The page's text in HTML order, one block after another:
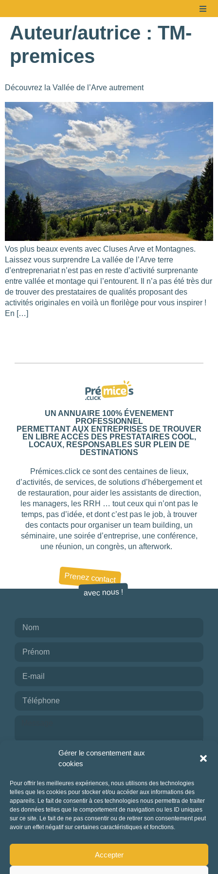
Gérer le consentement aux
cookies
Pour offrir les meilleures expériences, nous utilisons des technologies
telles que les cookies pour stocker et/ou accéder aux informations des
appareils. Le fait de consentir à ces technologies nous permettra de traiter
des données telles que le comportement de navigation ou les ID uniques
sur ce site. Le fait de ne pas consentir ou de retirer son consentement peut
avoir un effet négatif sur certaines caractéristiques et fonctions.
Accepter
Auteur/autrice : TM-
premices
Découvrez la Vallée de l’Arve autrement
Vos plus beaux events avec Cluses Arve et Montagnes.
Laissez vous surprendre La vallée de l’Arve terre
d’entreprenariat n’est pas en reste d’activité surprenante
entre vallée et montage qui l’entourent. Il n’a pas été très dur
de trouver des prestataires de qualités proposant des
activités originales en voilà un florilège pour vous inspirer !
En […]
UN ANNUAIRE 100% ÉVENEMENT
PROFESSIONNEL
PERMETTANT AUX ENTREPRISES DE TROUVER
EN LIBRE ACCÈS DES PRESTATAIRES COOL,
LOCAUX, RESPONSABLES SUR PLEIN DE
DESTINATIONS
Prémices.click ce sont des centaines de lieux,
d’activités, de services, de solutions d’hébergement et
de restauration, pour aider les assistants de direction,
les managers, les RRH … tout ceux qui n’ont pas le
temps, pas d’idée, et dont c’est pas le job, à trouver
des contacts pour organiser un team building, un
séminaire, une soirée d’entreprise, une conférence,
une réunion, un congrès, un afterwork.
Prenez contact
avec nous !
Je reconnais avoir pris connaissance de la
politique de confidentialité.
NOUS CONTACTER
Lesfiltres.
BUDGET PAR PERSONNE
0—768
NOTE
NOMBRE DE PERSONNES
Choisir
154
376
110
2
67
Les
filtres.
BUDGET PAR
PERSONNE
NOTE